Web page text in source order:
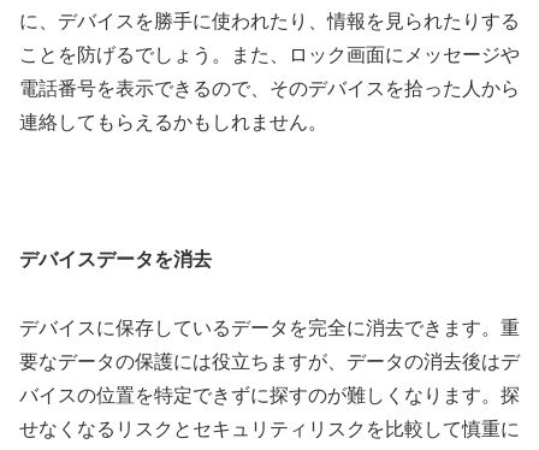
に、デバイスを勝手に使われたり、情報を見られたりする
ことを防げるでしょう。また、ロック画面にメッセージや
電話番号を表示できるので、そのデバイスを拾った人から
連絡してもらえるかもしれません。
デバイスデータを消去
デバイスに保存しているデータを完全に消去できます。重
要なデータの保護には役立ちますが、データの消去後はデ
バイスの位置を特定できずに探すのが難しくなります。探
せなくなるリスクとセキュリティリスクを比較して慎重に